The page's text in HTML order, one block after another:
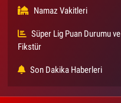
Namaz Vakitleri
Süper Lig Puan Durumu ve
Fikstür
Son Dakika Haberleri